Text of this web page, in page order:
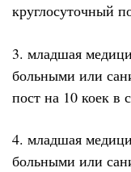
круглосуточный
3. младшая
больными или
пост на 10 коек в
4. младшая
больными или